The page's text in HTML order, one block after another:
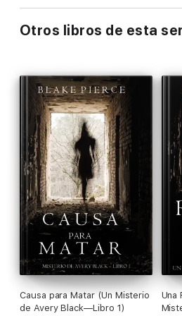
Otros libros de esta
Causa para Matar (Un Misterio
de Avery Black—Libro 1)
Una